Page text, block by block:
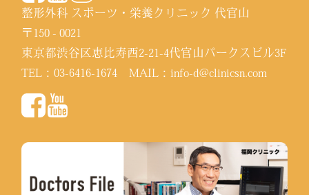
整形外科 スポーツ・栄養クリニック 代官山
〒150 - 0021
東京都渋谷区恵比寿西2-21-4代官山パークスビル3F
TEL：03-6416-1674 MAIL：info-d@clinicsn.com